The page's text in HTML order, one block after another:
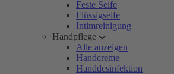
Feste Seife
Flüssigseife
Intimreinigung
Handpflege
Alle anzeigen
Handcreme
Handdesinfektion